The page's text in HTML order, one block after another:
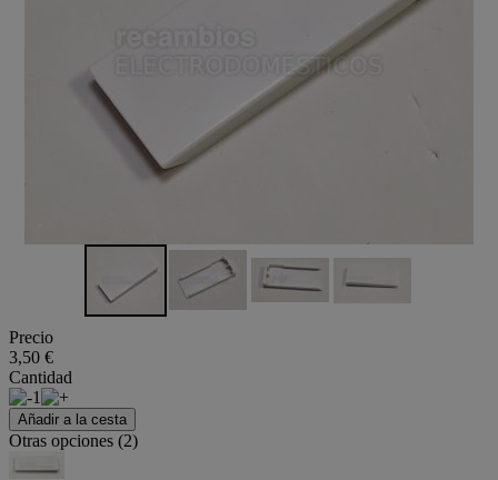
Precio
3,50 €
Cantidad
1
Añadir a la cesta
Otras opciones (2)